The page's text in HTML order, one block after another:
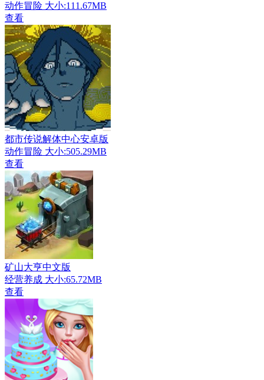
动作冒险 大小:111.67MB
查看
都市传说解体中心安卓版
动作冒险 大小:505.29MB
查看
矿山大亨中文版
经营养成 大小:65.72MB
查看